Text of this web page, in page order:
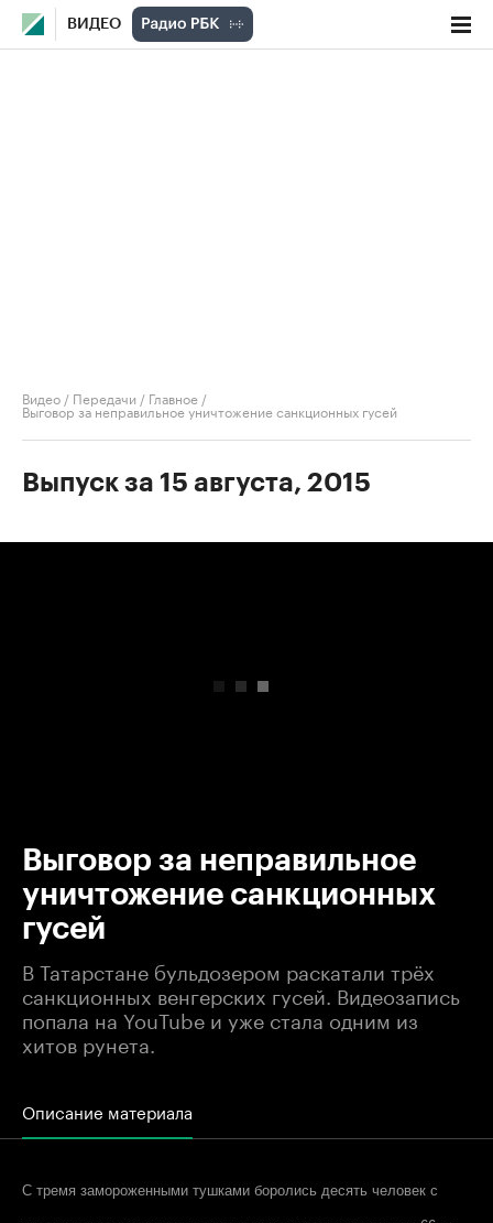
ВИДЕО
Видео / Передачи / Главное /
Выговор за неправильное уничтожение санкционных гусей
Выпуск за 15 августа, 2015
Выговор за неправильное
уничтожение санкционных
гусей
В Татарстане бульдозером раскатали трёх
санкционных венгерских гусей. Видеозапись
попала на YouTube и уже стала одним из
хитов рунета.
Описание материала
С тремя замороженными тушками боролись десять человек с